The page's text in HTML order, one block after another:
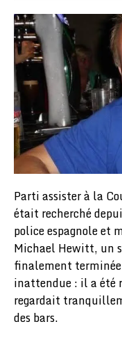
Parti assister à la
était recherché
police espagnole et
Michael Hewitt, un
finalement
inattendue : il a été
regardait
des bars.